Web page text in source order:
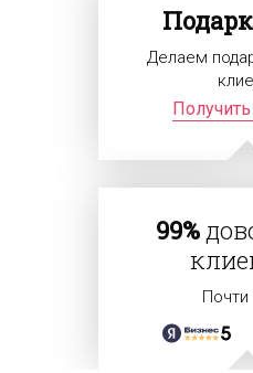
Делаем
99%
Почти